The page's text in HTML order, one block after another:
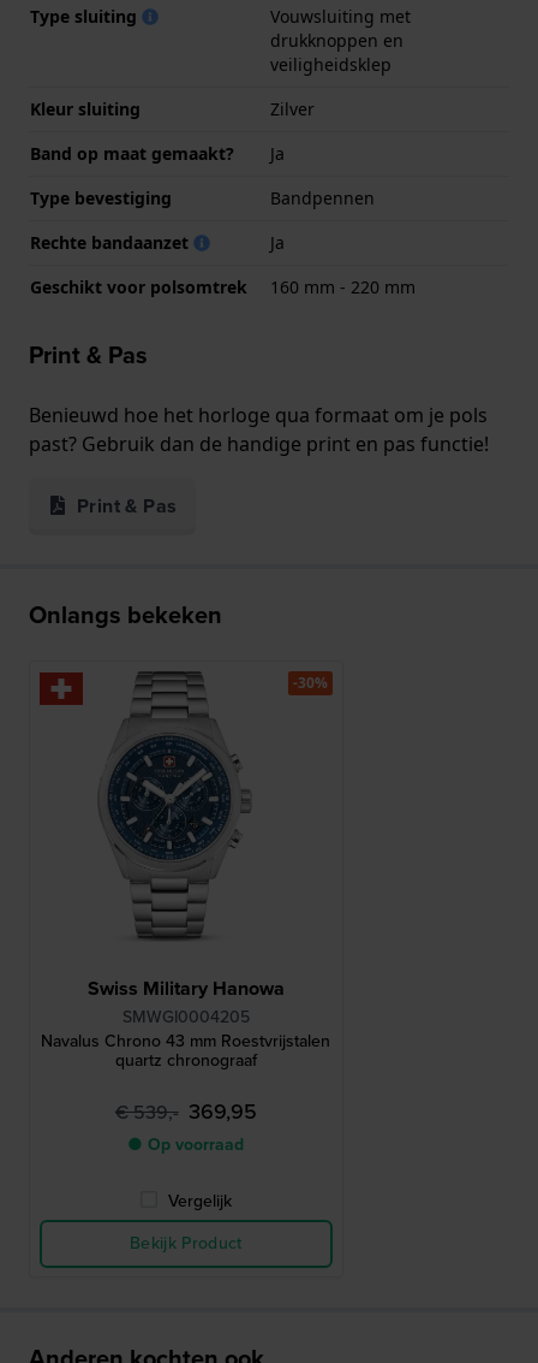
Type sluiting
Vouwsluiting met
drukknoppen en
veiligheidsklep
Kleur sluiting
Zilver
Band op maat gemaakt?
Ja
Type bevestiging
Bandpennen
Rechte bandaanzet
Ja
Geschikt voor polsomtrek
160 mm - 220 mm
Print & Pas
Benieuwd hoe het horloge qua formaat om je pols
past? Gebruik dan de handige print en pas functie!
Print & Pas
Onlangs bekeken
Swiss Military Hanowa
SMWGI0004205
Navalus Chrono 43 mm Roestvrijstalen
quartz chronograaf
€ 539,- 369,95
● Op voorraad
Vergelijk
Bekijk Product
-30%